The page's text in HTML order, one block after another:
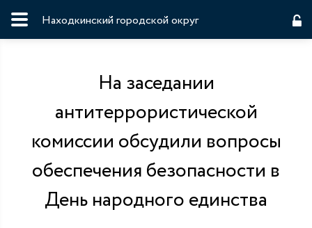
Находкинский городской округ
На заседании
антитеррористической
комиссии обсудили вопросы
обеспечения безопасности в
День народного единства